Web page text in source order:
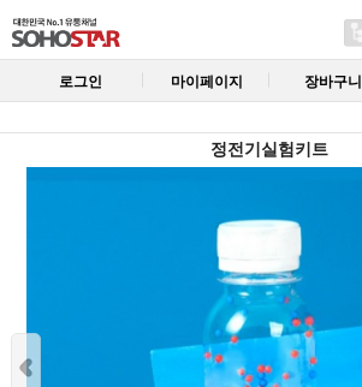
로그인 마이페이지 장바구니
정전기실험키트